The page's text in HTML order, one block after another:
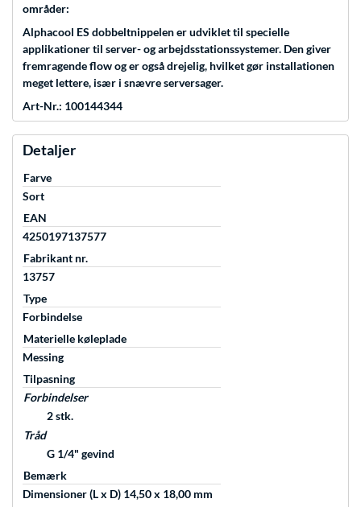
områder:
Alphacool ES dobbeltnippelen er udviklet til specielle
applikationer til server- og arbejdsstationssystemer. Den giver
fremragende flow og er også drejelig, hvilket gør installationen
meget lettere, især i snævre serversager.
Art-Nr.: 100144344
Detaljer
Farve
Sort
EAN
4250197137577
Fabrikant nr.
13757
Type
Forbindelse
Materielle køleplade
Messing
Tilpasning
Forbindelser
2 stk.
Tråd
G 1/4" gevind
Bemærk
Dimensioner (L x D) 14,50 x 18,00 mm